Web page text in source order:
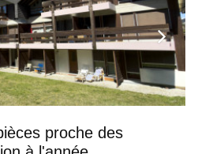
proche des